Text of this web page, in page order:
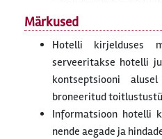
Märkused
Hotelli kirjelduses
serveeritakse hotelli
kontseptsiooni
broneeritud
Informatsioon hotelli
nende aegade ja